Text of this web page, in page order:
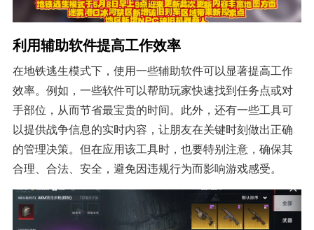
利用辅助软件提高工作效率
在地铁逃生模式下，使用一些辅助软件可以显著提高工作
效率。例如，一些软件可以帮助玩家快速找到任务点或对
手部位，从而节省最宝贵的时间。此外，还有一些工具可
以提供战争信息的实时内容，让朋友在关键时刻做出正确
的管理决策。但在应用该工具时，也要特别注意，确保其
合理、合法、安全，避免因违规行为而影响游戏感受。